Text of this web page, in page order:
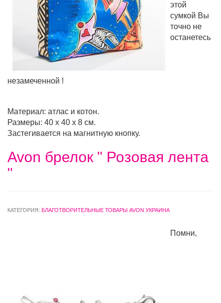
этой
сумкой Вы
точно не
останетесь
незамеченной !
Материал: атлас и котон.
Размеры: 40 х 40 х 8 см.
Застегивается на магнитную кнопку.
Avon брелок " Розовая лента
"
КАТЕГОРИЯ: БЛАГОТВОРИТЕЛЬНЫЕ ТОВАРЫ AVON УКРАИНА
Помни,